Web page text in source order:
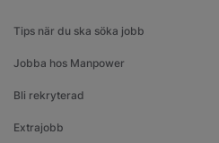
Tips när du ska söka jobb
Jobba hos Manpower
Bli rekryterad
Extrajobb